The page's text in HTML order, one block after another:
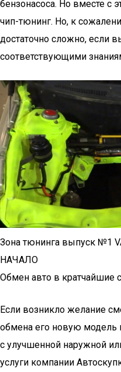
бензонасоса. Но вместе с
чип-тюнинг. Но, к
достаточно сложно, если
соответствующими
Зона тюнинга выпуск №1
НАЧАЛО
Обмен авто в кратчайшие
Если возникло желание
обмена его новую модель
с улучшенной наружной
услуги компании